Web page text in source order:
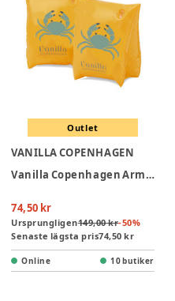
Outlet
VANILLA COPENHAGEN
Vanilla Copenhagen Armpuffar - Neon Craby
74,50 kr
Ursprungligen149,00 kr-50%
Senaste lägsta pris74,50 kr
Online 10 butiker